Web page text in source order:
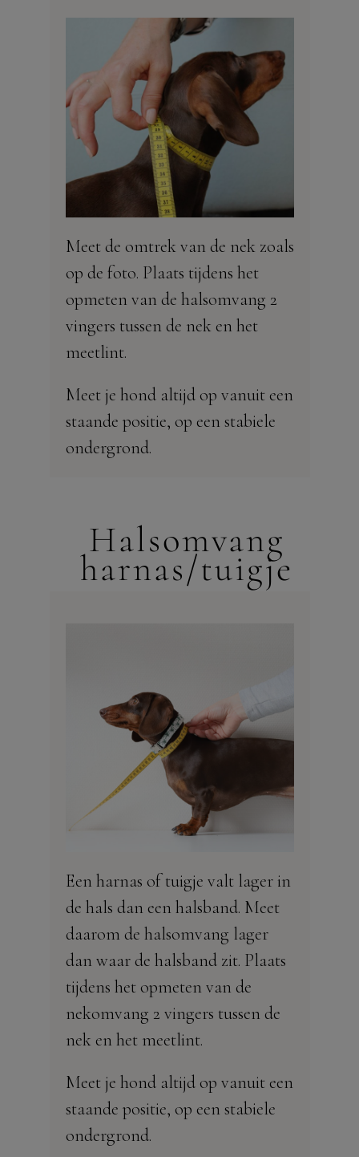
Meet de omtrek van de nek zoals
op de foto. Plaats tijdens het
opmeten van de halsomvang 2
vingers tussen de nek en het
meetlint.
Meet je hond altijd op vanuit een
staande positie, op een stabiele
ondergrond.
Halsomvang
harnas/tuigje
Een harnas of tuigje valt lager in
de hals dan een halsband. Meet
daarom de halsomvang lager
dan waar de halsband zit. Plaats
tijdens het opmeten van de
nekomvang 2 vingers tussen de
nek en het meetlint.
Meet je hond altijd op vanuit een
staande positie, op een stabiele
ondergrond.